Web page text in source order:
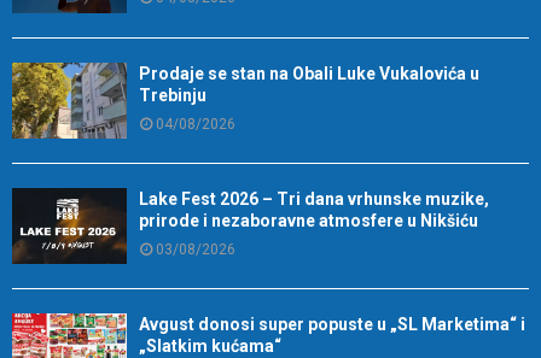
Prodaje se stan na Obali Luke Vukalovića u
Trebinju
04/08/2026
Lake Fest 2026 – Tri dana vrhunske muzike,
prirode i nezaboravne atmosfere u Nikšiću
03/08/2026
Avgust donosi super popuste u „SL Marketima“ i
„Slatkim kućama“